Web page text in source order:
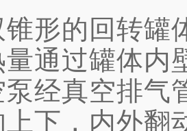
的回转罐体
量通过罐体内
经真空排气
下，内外翻